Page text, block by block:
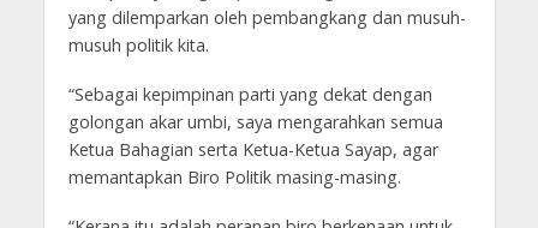
yang dilemparkan oleh pembangkang dan musuh-
musuh politik kita.
“Sebagai kepimpinan parti yang dekat dengan
golongan akar umbi, saya mengarahkan semua
Ketua Bahagian serta Ketua-Ketua Sayap, agar
memantapkan Biro Politik masing-masing.